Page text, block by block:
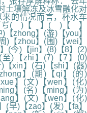
土壤解冻及冰雪融化对
的情况而言，杯水车
ぢ( )【 】( )【 】
zhong】(游)【you】
)【zhou】(围)【wei】
(今)【jin】(8)【8】(2)
)【zhi】(7)【7】(0)
【xin】(石)【shi】(器)
】(期)【qi】(的)
】(文)【wen】(化)
】(名)【ming】(为)
】(文)【wen】(化)
(早)【zao】(发)【fa】